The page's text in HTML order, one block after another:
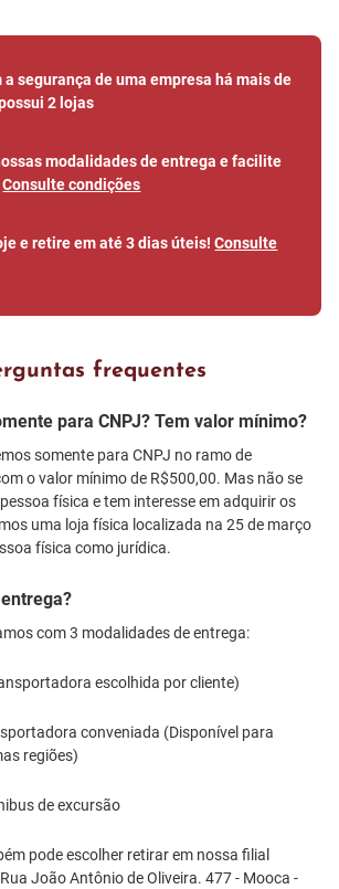
a segurança de uma empresa há mais de
2 lojas
modalidades de entrega e facilite
Consulte condições
e retire em até 3 dias úteis!Consulte
frequentes
para CNPJ? Tem valor mínimo?
somente para CNPJ no ramo de
o valor mínimo de R$500,00. Mas não se
física e tem interesse em adquirir os
uma loja física localizada na 25 de março
física como jurídica.
com 3 modalidades de entrega:
escolhida por cliente)
conveniada (Disponível para
regiões)
de excursão
pode escolher retirar em nossa filial
João Antônio de Oliveira. 477 - Mooca -